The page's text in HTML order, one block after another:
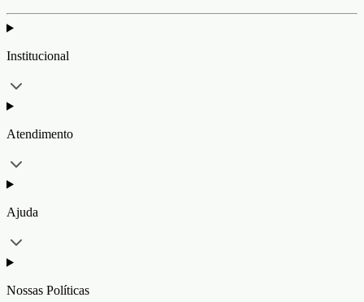
Institucional
Atendimento
Ajuda
Nossas Políticas